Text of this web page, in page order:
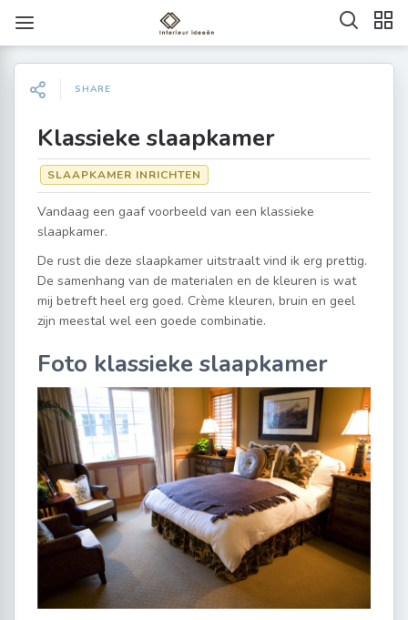
SHARE
Klassieke slaapkamer
SLAAPKAMER INRICHTEN
Vandaag een gaaf voorbeeld van een klassieke
slaapkamer.
De rust die deze slaapkamer uitstraalt vind ik erg prettig.
De samenhang van de materialen en de kleuren is wat
mij betreft heel erg goed. Crème kleuren, bruin en geel
zijn meestal wel een goede combinatie.
Foto klassieke slaapkamer